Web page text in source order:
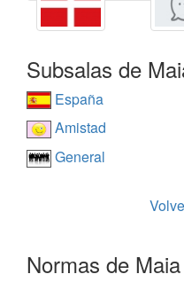
Subsalas de
España
Amistad
General
Normas de